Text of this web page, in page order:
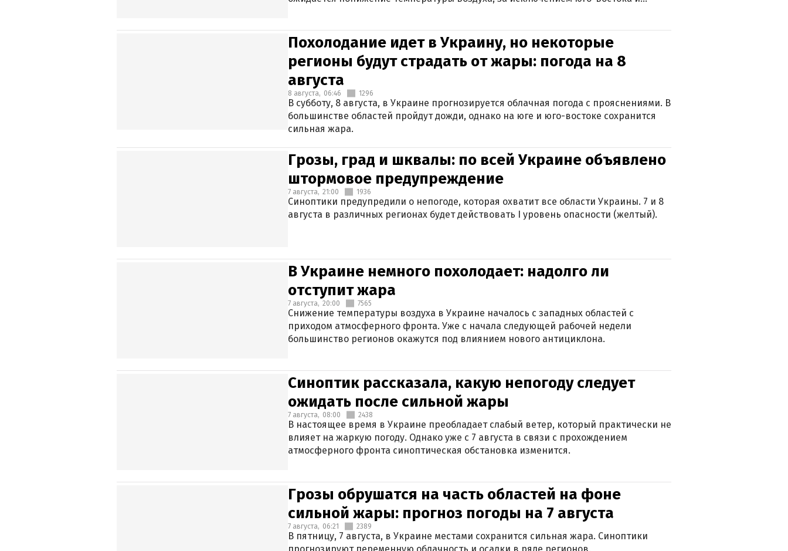
Похолодание идет в Украину, но некоторые
регионы будут страдать от жары: погода на 8
августа
8 августа, 06:46 1296
В субботу, 8 августа, в Украине прогнозируется облачная погода с прояснениями. В
большинстве областей пройдут дожди, однако на юге и юго-востоке сохранится
сильная жара.
Грозы, град и шквалы: по всей Украине объявлено
штормовое предупреждение
7 августа, 21:00 1936
Синоптики предупредили о непогоде, которая охватит все области Украины. 7 и 8
августа в различных регионах будет действовать I уровень опасности (желтый).
В Украине немного похолодает: надолго ли
отступит жара
7 августа, 20:00 7565
Снижение температуры воздуха в Украине началось с западных областей с
приходом атмосферного фронта. Уже с начала следующей рабочей недели
большинство регионов окажутся под влиянием нового антициклона.
Синоптик рассказала, какую непогоду следует
ожидать после сильной жары
7 августа, 08:00 2438
В настоящее время в Украине преобладает слабый ветер, который практически не
влияет на жаркую погоду. Однако уже с 7 августа в связи с прохождением
атмосферного фронта синоптическая обстановка изменится.
Грозы обрушатся на часть областей на фоне
сильной жары: прогноз погоды на 7 августа
7 августа, 06:21 2389
В пятницу, 7 августа, в Украине местами сохранится сильная жара. Синоптики